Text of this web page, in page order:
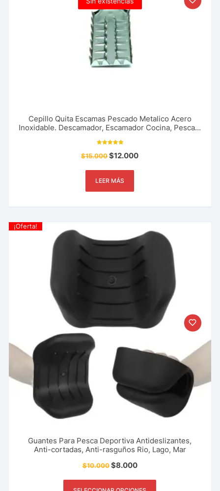
Cepillo Quita Escamas Pescado Metalico Acero
Inoxidable. Descamador, Escamador Cocina, Pesca y
5.00
de 5
$15.000$12.000
LEER MÁS
¡Oferta!
Guantes Para Pesca Deportiva Antideslizantes,
Anti-cortadas, Anti-rasguños Rio, Lago, Mar
$10.000$8.000